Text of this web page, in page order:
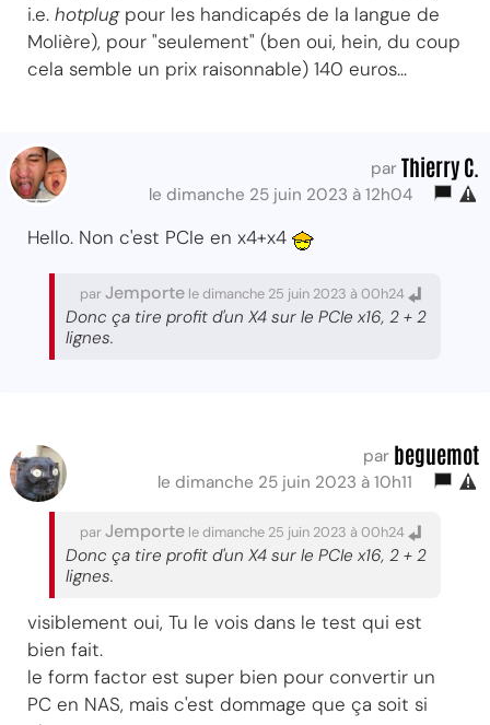
i.e. hotplugpour les handicapés de la langue de
Molière), pour "seulement" (ben oui, hein, du coup
cela semble un prix raisonnable) 140 euros...
par Thierry C.
le dimanche 25 juin 2023 à 12h04
Hello. Non c'est PCIe en x4+x4
parJemporte le dimanche 25 juin 2023 à 00h24
Donc ça tire profit d'un X4 sur le PCIe x16, 2 + 2
lignes.
par beguemot
le dimanche 25 juin 2023 à 10h11
parJemporte le dimanche 25 juin 2023 à 00h24
Donc ça tire profit d'un X4 sur le PCIe x16, 2 + 2
lignes.
visiblement oui, Tu le vois dans le test qui est
bien fait.
le form factor est super bien pour convertir un
PC en NAS, mais c'est dommage que ça soit si